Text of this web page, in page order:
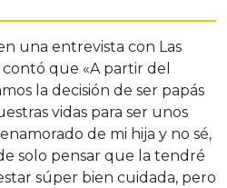
una entrevista con Las
que «A partir del
la decisión de ser papás
vidas para ser unos
de mi hija y no sé,
solo pensar que la tendré
súper bien cuidada, pero